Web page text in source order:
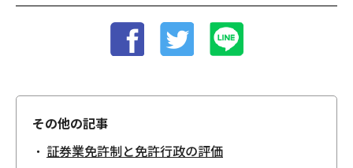
その他の記事
証券業免許制と免許行政の評価